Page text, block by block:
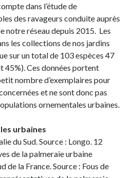
dans l’étude de
des ravageurs conduite auprès
notre réseau depuis 2015. Les
les collections de nos jardins
sur un total de 103 espèces 47
45%). Ces données portent
nombre d’exemplaires pour
et ne sont donc pas
ornementales urbaines.
urbaines
du Sud. Source : Longo. 12
de la palmeraie urbaine
de la France. Source : Fous de